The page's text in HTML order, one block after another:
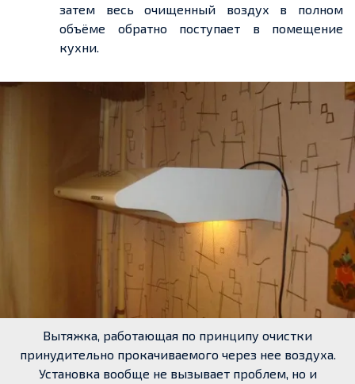
затем весь очищенный воздух в полном
объёме обратно поступает в помещение
кухни.
Вытяжка, работающая по принципу очистки
принудительно прокачиваемого через нее воздуха.
Установка вообще не вызывает проблем, но и